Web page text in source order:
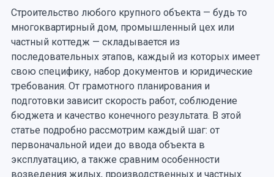
Строительство любого крупного объекта — будь то
многоквартирный дом, промышленный цех или
частный коттедж — складывается из
последовательных этапов, каждый из которых имеет
свою специфику, набор документов и юридические
требования. От грамотного планирования и
подготовки зависит скорость работ, соблюдение
бюджета и качество конечного результата. В этой
статье подробно рассмотрим каждый шаг: от
первоначальной идеи до ввода объекта в
эксплуатацию, а также сравним особенности
возведения жилых, производственных и частных